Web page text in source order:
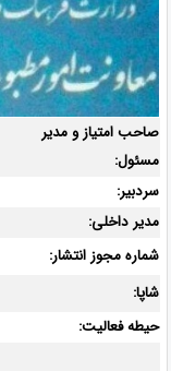
صاحب امتیاز و مدیر
مسئول:
سردبیر:
مدیر داخلی:
شماره مجوز انتشار:
شاپا:
حیطه فعالیت: